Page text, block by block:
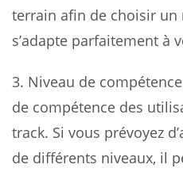
terrain afin de choisir un
s’adapte parfaitement à
3. Niveau de
de compétence des
track. Si vous prévoyez
de différents niveaux, il